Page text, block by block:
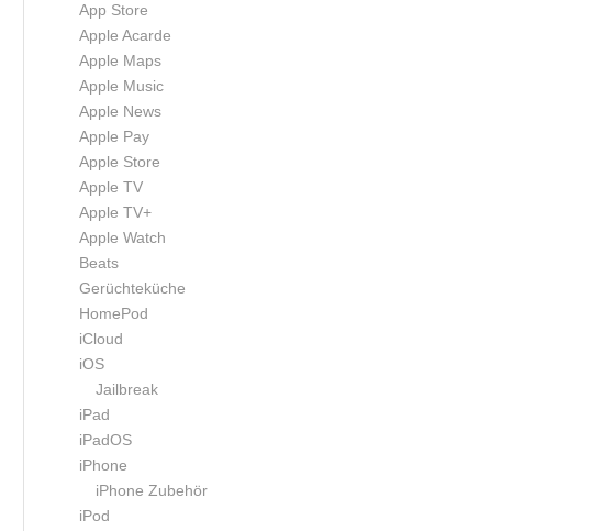
App Store
Apple Acarde
Apple Maps
Apple Music
Apple News
Apple Pay
Apple Store
Apple TV
Apple TV+
Apple Watch
Beats
Gerüchteküche
HomePod
iCloud
iOS
Jailbreak
iPad
iPadOS
iPhone
iPhone Zubehör
iPod